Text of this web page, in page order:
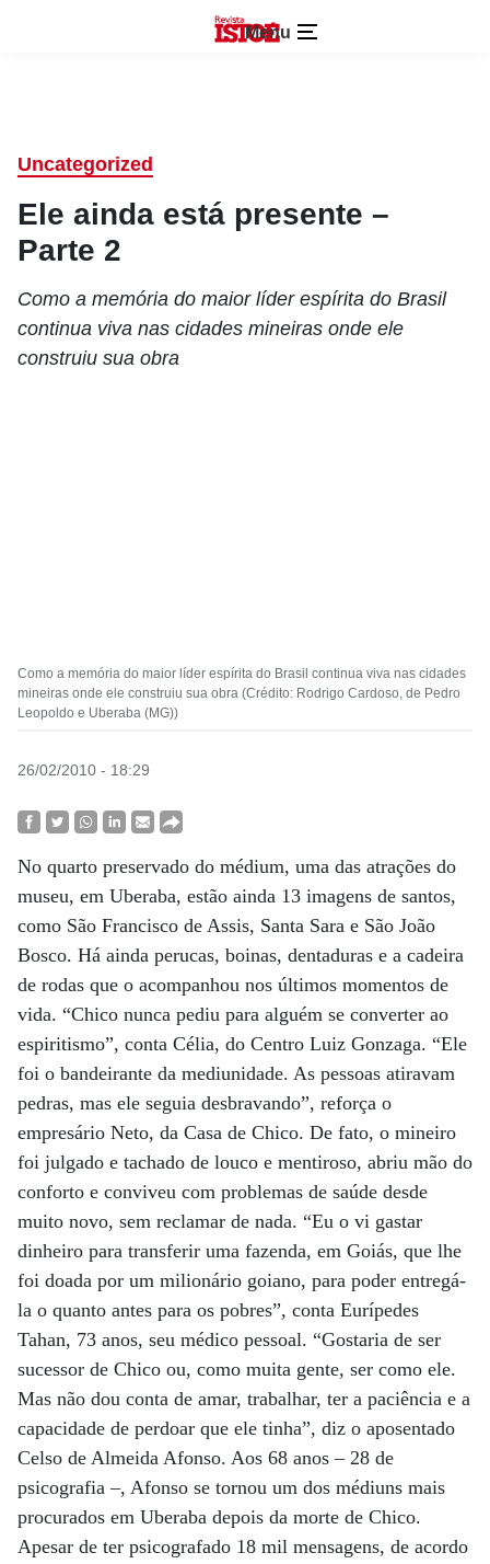
Menu
Uncategorized
Ele ainda está presente –
Parte 2
Como a memória do maior líder espírita do Brasil
continua viva nas cidades mineiras onde ele
construiu sua obra
Como a memória do maior líder espírita do Brasil continua viva nas cidades
mineiras onde ele construiu sua obra (Crédito: Rodrigo Cardoso, de Pedro
Leopoldo e Uberaba (MG))
26/02/2010 - 18:29
No quarto preservado do médium, uma das atrações do
museu, em Uberaba, estão ainda 13 imagens de santos,
como São Francisco de Assis, Santa Sara e São João
Bosco. Há ainda perucas, boinas, dentaduras e a cadeira
de rodas que o acompanhou nos últimos momentos de
vida. “Chico nunca pediu para alguém se converter ao
espiritismo”, conta Célia, do Centro Luiz Gonzaga. “Ele
foi o bandeirante da mediunidade. As pessoas atiravam
pedras, mas ele seguia desbravando”, reforça o
empresário Neto, da Casa de Chico. De fato, o mineiro
foi julgado e tachado de louco e mentiroso, abriu mão do
conforto e conviveu com problemas de saúde desde
muito novo, sem reclamar de nada. “Eu o vi gastar
dinheiro para transferir uma fazenda, em Goiás, que lhe
foi doada por um milionário goiano, para poder entregá-
la o quanto antes para os pobres”, conta Eurípedes
Tahan, 73 anos, seu médico pessoal. “Gostaria de ser
sucessor de Chico ou, como muita gente, ser como ele.
Mas não dou conta de amar, trabalhar, ter a paciência e a
capacidade de perdoar que ele tinha”, diz o aposentado
Celso de Almeida Afonso. Aos 68 anos – 28 de
psicografia –, Afonso se tornou um dos médiuns mais
procurados em Uberaba depois da morte de Chico.
Apesar de ter psicografado 18 mil mensagens, de acordo